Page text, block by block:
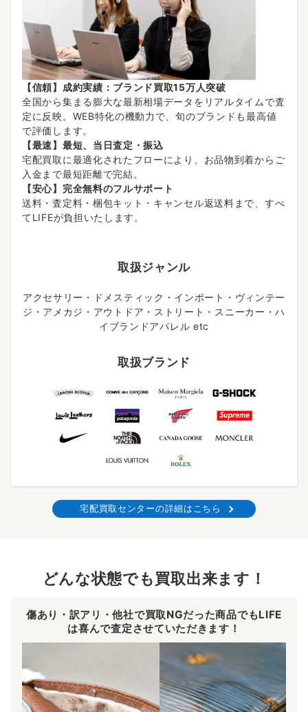
【信頼】成約実績：ブランド買取15万人突破
全国から集まる膨大な最新相場データをリアルタイムで査
定に反映。WEB特化の機動力で、旬のブランドも最高値
で評価します。
【最速】最短、当日査定・振込
宅配買取に最適化されたフローにより、お品物到着からご
入金まで最短距離で完結。
【安心】完全無料のフルサポート
送料・査定料・梱包キット・キャンセル返送料まで、すべ
てLIFEが負担いたします。
取扱ジャンル
アクセサリー・ドメスティック・インポート・ヴィンテー
ジ・アメカジ・アウトドア・ストリート・スニーカー・ハ
イブランドアパレル etc
取扱ブランド
宅配買取センターの詳細はこちら
どんな状態でも買取出来ます！
傷あり・訳アリ・他社で買取NGだった商品でもLIFE
は喜んで査定させていただきます！